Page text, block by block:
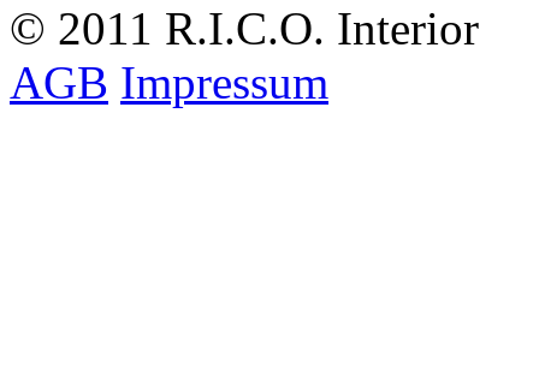
© 2011 R.I.C.O. Interior
AGB Impressum